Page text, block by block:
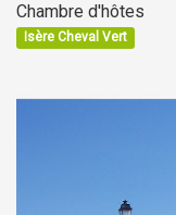
Chambre d'hôtes
Isère Cheval Vert